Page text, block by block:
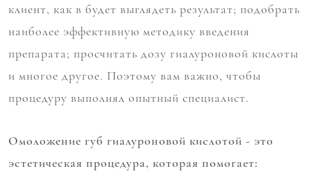
клиент, как в будет выглядеть результат; подобрать
наиболее эффективную методику введения
препарата; просчитать дозу гиалуроновой кислоты
и многое другое. Поэтому вам важно, чтобы
процедуру выполнял опытный специалист.
Омоложение губ гиалуроновой кислотой - это
эстетическая процедура, которая помогает: